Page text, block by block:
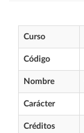
Curso
Código
Nombre
Carácter
Créditos